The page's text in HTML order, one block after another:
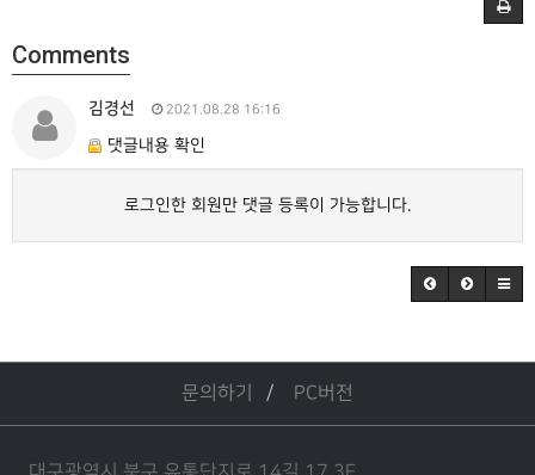
Comments
김경선 2021.08.28 16:16
댓글내용 확인
로그인한 회원만 댓글 등록이 가능합니다.
문의하기 PC버전